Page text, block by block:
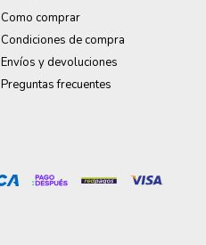
Como comprar
Condiciones de compra
Envíos y devoluciones
Preguntas frecuentes